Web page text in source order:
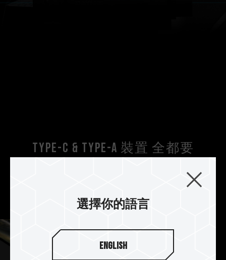
Type-C & Type-A 裝置 全都要
腦、筆記型電腦、平板，再到行動裝置等，多類型
選擇你的語言
English